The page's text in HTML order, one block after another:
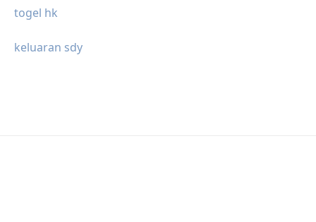
togel hk
keluaran sdy